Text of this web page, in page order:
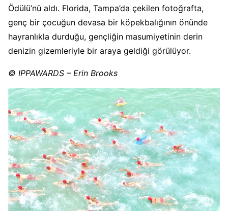
Ödülü’nü aldı. Florida, Tampa’da çekilen fotoğrafta,
genç bir çocuğun devasa bir köpekbalığının önünde
hayranlıkla durduğu, gençliğin masumiyetinin derin
denizin gizemleriyle bir araya geldiği görülüyor.
© IPPAWARDS – Erin Brooks